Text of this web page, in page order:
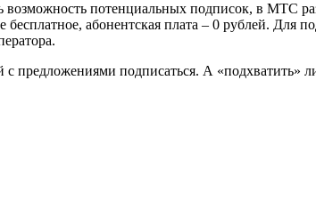
возможность потенциальных подписок, в МТС
абонентская плата – 0 рублей. Для
предложениями подписаться. А «подхватить»